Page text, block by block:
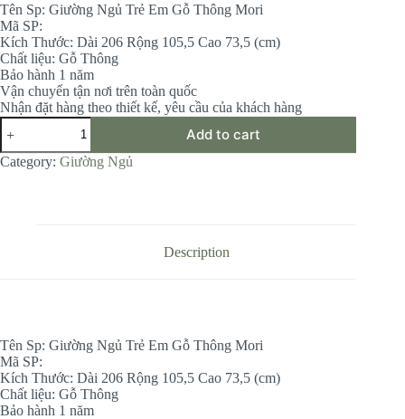
was:
is:
Tên Sp: Giường Ngủ Trẻ Em Gỗ Thông Mori
Mã SP:
Kích Thước: Dài 206 Rộng 105,5 Cao 73,5 (cm)
Chất liệu: Gỗ Thông
Bảo hành 1 năm
Vận chuyển tận nơi trên toàn quốc
Nhận đặt hàng theo thiết kế, yêu cầu của khách hàng
Giường
Ngủ
Trẻ
Em
Add to cart
Category: Giường Ngủ
Description
Tên Sp: Giường Ngủ Trẻ Em Gỗ Thông Mori
Mã SP:
Kích Thước: Dài 206 Rộng 105,5 Cao 73,5 (cm)
Chất liệu: Gỗ Thông
Bảo hành 1 năm